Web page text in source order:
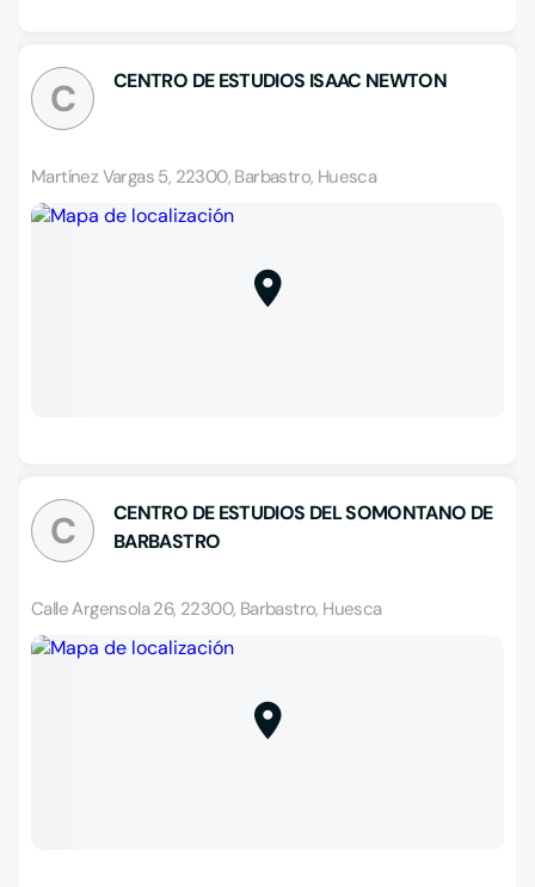
C CENTRO DE ESTUDIOS ISAAC NEWTON
Martínez Vargas 5, 22300, Barbastro, Huesca
C
CENTRO DE ESTUDIOS DEL SOMONTANO DE
BARBASTRO
Calle Argensola 26, 22300, Barbastro, Huesca